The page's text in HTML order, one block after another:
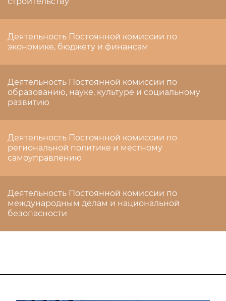
Деятельность Постоянной комиссии по
экономике, бюджету и финансам
Деятельность Постоянной комиссии по
образованию, науке, культуре и социальному
развитию
Деятельность Постоянной комиссии по
региональной политике и местному
самоуправлению
Деятельность Постоянной комиссии по
международным делам и национальной
безопасности